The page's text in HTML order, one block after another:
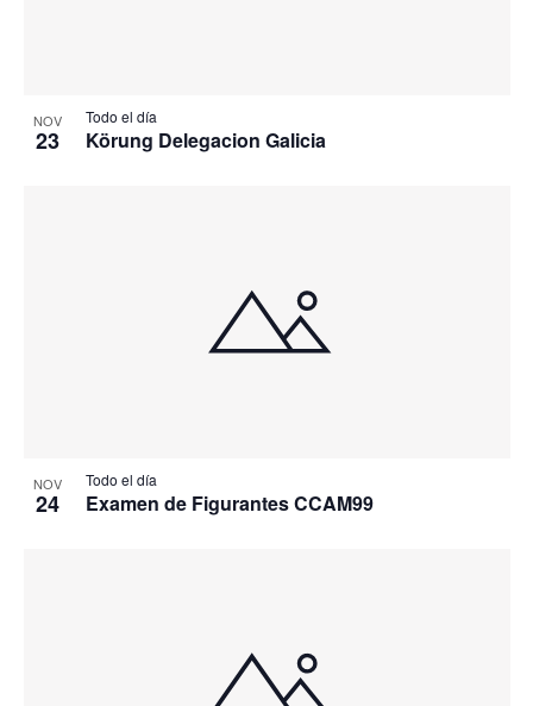
NOV
23
Todo el día
Körung Delegacion Galicia
NOV
24
Todo el día
Examen de Figurantes CCAM99